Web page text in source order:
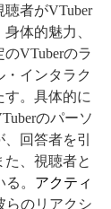
聴者がVTuber
体的魅力、
のVTuberのラ
インタラク
す。具体的に
のパーソ
回答者を引
、視聴者と
。 アクティ
らのリアクシ